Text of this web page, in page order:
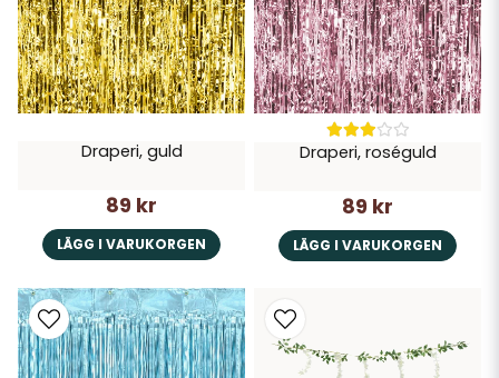
Draperi, guld
89 kr
LÄGG I VARUKORGEN
Draperi, roséguld
89 kr
LÄGG I VARUKORGEN